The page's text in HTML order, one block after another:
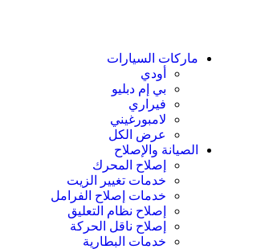
ماركات السيارات
أودي
بي إم دبليو
فيراري
لامبورغيني
عرض الكل
الصيانة والإصلاح
إصلاح المحرك
خدمات تغيير الزيت
خدمات إصلاح الفرامل
إصلاح نظام التعليق
إصلاح ناقل الحركة
خدمات البطارية